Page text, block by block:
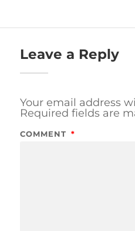
Leave a Reply
Your email address
Required fields are
COMMENT *